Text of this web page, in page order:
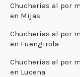
Chucherías al por
en Mijas
Chucherías al por
en Fuengirola
Chucherías al por
en Lucena